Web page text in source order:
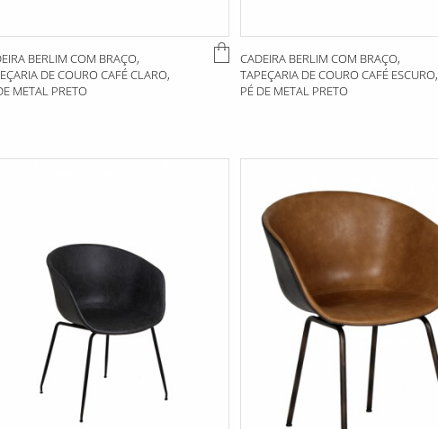
BERLIM COM BRAÇO,
DE COURO CAFÉ CLARO,
METAL PRETO
CADEIRA BERLIM COM BRAÇO,
TAPEÇARIA DE COURO CAFÉ ESCURO,
PÉ DE METAL PRETO